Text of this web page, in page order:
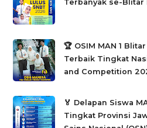
Terbanyak se-Blitar
🏆 OSIM MAN 1
Terbaik Tingkat
and Competition
🏅 Delapan Siswa
Tingkat Provinsi